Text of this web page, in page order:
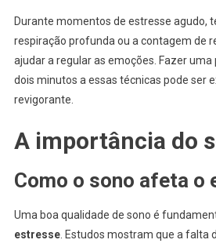
Durante momentos de estresse agudo,
respiração profunda ou a contagem de
ajudar a regular as emoções. Fazer uma
dois minutos a essas técnicas pode ser
revigorante.
A importância do
Como o sono afeta o
Uma boa qualidade de sono é
estresse. Estudos mostram que a falta